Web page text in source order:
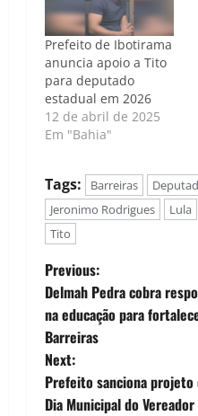
Prefeito de Ibotirama
anuncia apoio a Tito
para deputado
estadual em 2026
12 de abril de 2025
Em "Bahia"
Tags: Barreiras
Jeronimo Rodrigues
Lula
Tito
P
o
s
t
Previous:
Delmah Pedra cobra
na educação para
Barreiras
Next:
Prefeito sanciona projeto
Dia Municipal do